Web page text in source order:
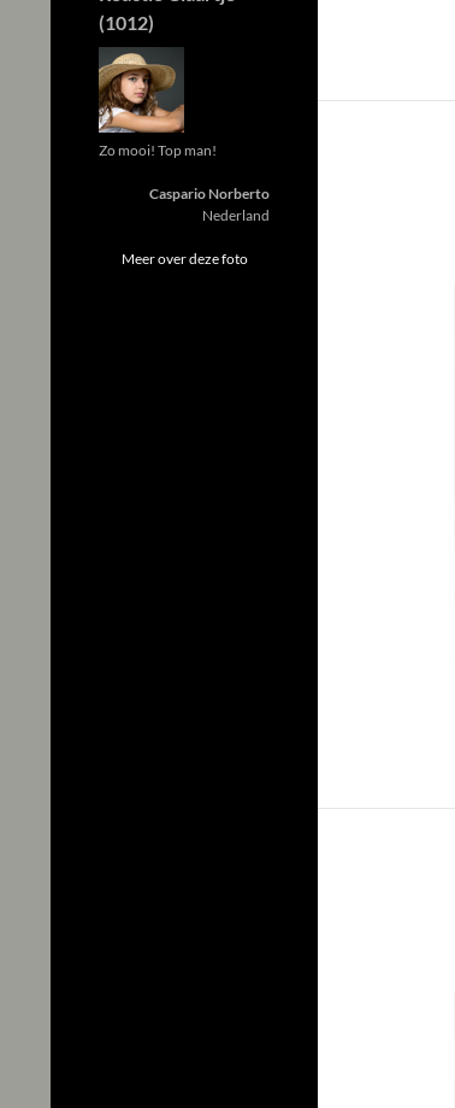
(1012)
Zo mooi! Top man!
Caspario Norberto
Nederland
Meer over deze foto